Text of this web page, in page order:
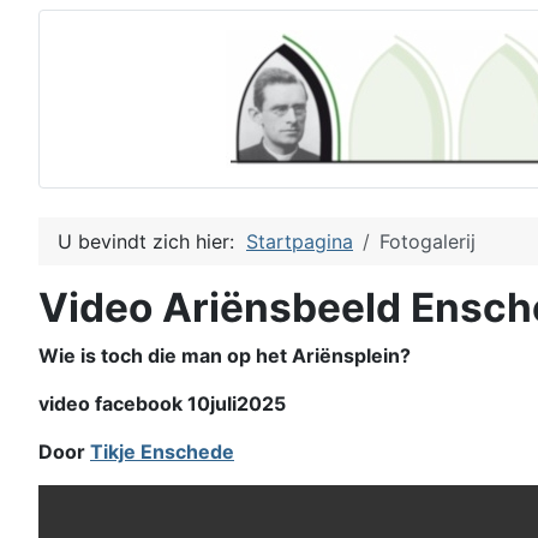
U bevindt zich hier: Startpagina Fotogalerij
Video Ariënsbeeld
Wie is toch die man op het Ariënsplein?
video facebook 10juli2025
Door Tikje Enschede